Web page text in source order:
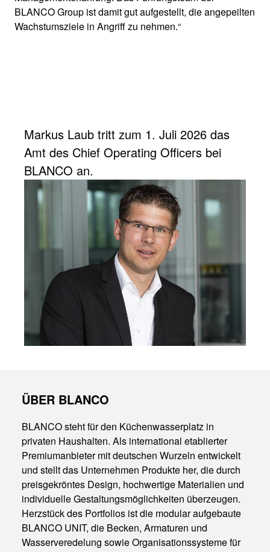
BLANCO Group ist damit gut aufgestellt, die angepeilten
Wachstumsziele in Angriff zu nehmen.“
Markus Laub tritt zum 1. Juli 2026 das
Amt des Chief Operating Officers bei
BLANCO an.
ÜBER BLANCO
BLANCO steht für den Küchenwasserplatz in
privaten Haushalten. Als international etablierter
Premiumanbieter mit deutschen Wurzeln entwickelt
und stellt das Unternehmen Produkte her, die durch
preisgekröntes Design, hochwertige Materialien und
individuelle Gestaltungsmöglichkeiten überzeugen.
Herzstück des Portfolios ist die modular aufgebaute
BLANCO UNIT, die Becken, Armaturen und
Wasserveredelung sowie Organisationssysteme für